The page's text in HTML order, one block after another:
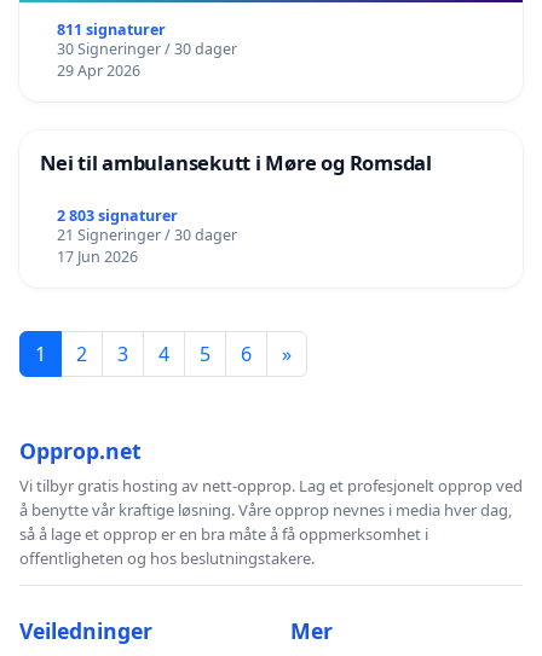
811 signaturer
30 Signeringer / 30 dager
29 Apr 2026
Nei til ambulansekutt i Møre og Romsdal
2 803 signaturer
21 Signeringer / 30 dager
17 Jun 2026
1 2 3 4 5 6 »
Opprop.net
Vi tilbyr gratis hosting av nett-opprop. Lag et profesjonelt opprop ved
å benytte vår kraftige løsning. Våre opprop nevnes i media hver dag,
så å lage et opprop er en bra måte å få oppmerksomhet i
offentligheten og hos beslutningstakere.
Veiledninger Mer